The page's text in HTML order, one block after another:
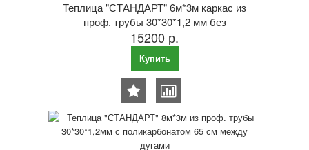
Теплица "СТАНДАРТ" 6м*3м каркас из
проф. трубы 30*30*1,2 мм без
поликарбоната 65 см между дугами
15200 р.
Купить